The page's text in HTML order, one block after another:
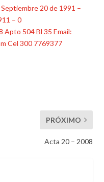
20 de 1991 –
– 0
Apto 504 Bl 35 Email:
Cel 300 7769377
PRÓXIMO
Acta 20 – 2008